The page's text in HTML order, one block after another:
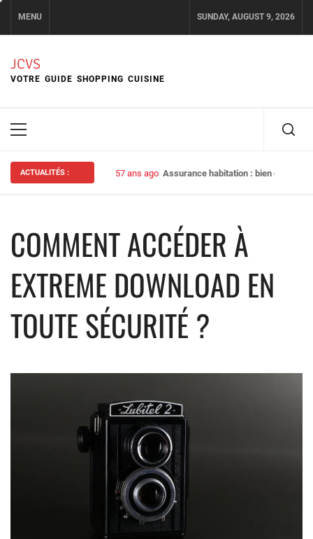
content
MENU SUNDAY, AUGUST 9, 2026
JCVS
VOTRE GUIDE SHOPPING CUISINE
Primary
ACTUALITÉS : 57 ans ago Assurance habitation : bien choisir
COMMENT ACCÉDER À
EXTREME DOWNLOAD EN
TOUTE SÉCURITÉ ?